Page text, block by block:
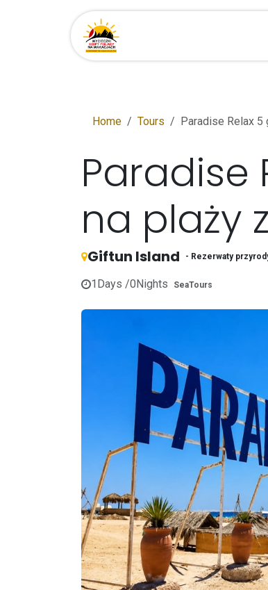
Przejdź do zawartości
Home Tours Paradise Relax 5
Paradise
na plaży
Giftun Island - Rezerwaty
1Days /0Nights SeaTours